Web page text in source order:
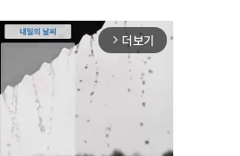
arrow_forward_ios 더보기